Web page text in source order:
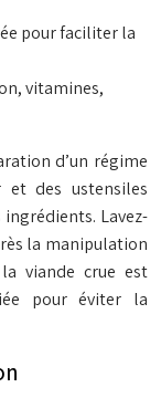
pour faciliter la
vitamines,
d’un régime
et des ustensiles
Lavez-
la manipulation
viande crue est
pour éviter la